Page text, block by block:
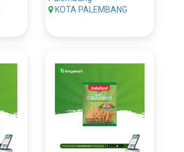
KOTA PALEMBANG